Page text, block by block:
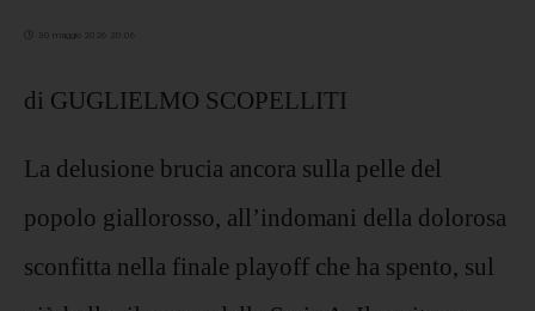
30 maggio 2026 20:06
di GUGLIELMO SCOPELLITI
La delusione brucia ancora sulla pelle del
popolo giallorosso, all’indomani della dolorosa
sconfitta nella finale playoff che ha spento, sul